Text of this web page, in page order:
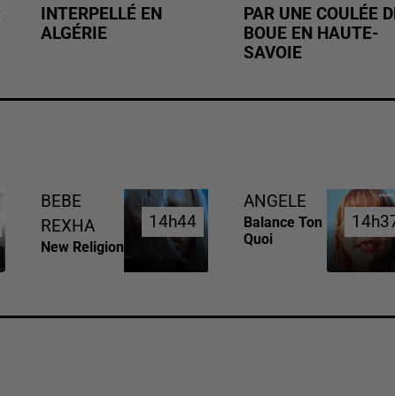
INTERPELLÉ EN
ALGÉRIE
PAR UNE COULÉE
BOUE EN HAUTE-
SAVOIE
BEBE
REXHA
New Religion
14h44
14h44
ANGELE
Balance Ton
Quoi